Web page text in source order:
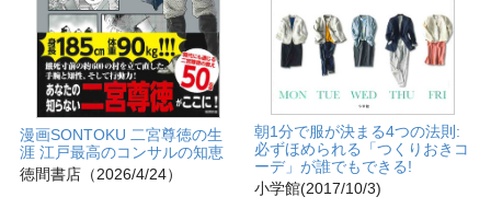
漫画SONTOKU 二宮尊徳の生
涯 江戸最高のコンサルの知恵
徳間書店（2026/4/24）
朝1分で服が決まる4つの法則:
必ずほめられる「つくりおきコ
ーデ」が誰でもできる!
小学館(2017/10/3)